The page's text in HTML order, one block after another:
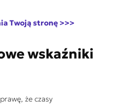
Twoją stronę >>>
wskaźniki
że czasy